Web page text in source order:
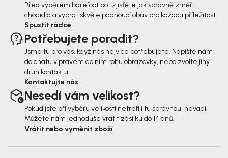
Před výběrem barefoot bot zjisťěte jak správně změřit
chodidla a vybrat skvěle padnoucí obuv pro každou příležitost.
Spustit rádce
Potřebujete poradit?
Jsme tu pro vás, když nás nejvíce potřebujete. Napište nám
do chatu v pravém dolním rohu obrazovky, nebo zvolte jiný
druh kontaktu.
Kontaktujte nás
Nesedí vám velikost?
Pokud jste při výběru velikosti netrefili tu správnou, nevadí!
Můžete nám jednoduše vrátit zásilku do 14 dnů.
Vrátit nebo vyměnit zboží